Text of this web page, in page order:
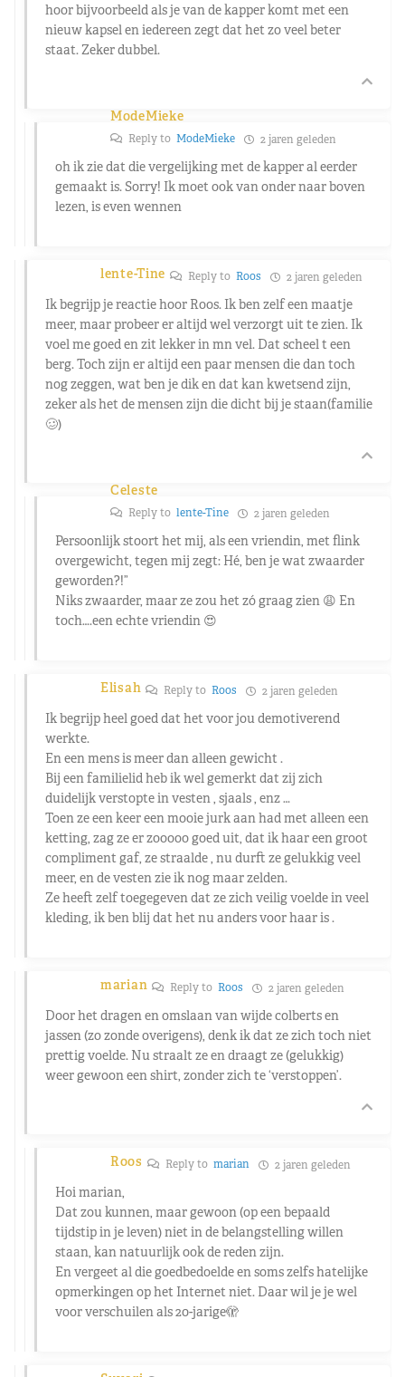
hoor bijvoorbeeld als je van de kapper komt met een
nieuw kapsel en iedereen zegt dat het zo veel beter
staat. Zeker dubbel.
ModeMieke
Reply to ModeMieke 2 jaren geleden
oh ik zie dat die vergelijking met de kapper al eerder
gemaakt is. Sorry! Ik moet ook van onder naar boven
lezen, is even wennen
lente-Tine Reply to Roos 2 jaren geleden
Ik begrijp je reactie hoor Roos. Ik ben zelf een maatje
meer, maar probeer er altijd wel verzorgt uit te zien. Ik
voel me goed en zit lekker in mn vel. Dat scheel t een
berg. Toch zijn er altijd een paar mensen die dan toch
nog zeggen, wat ben je dik en dat kan kwetsend zijn,
zeker als het de mensen zijn die dicht bij je staan(familie
🥴)
Celeste
Reply to lente-Tine 2 jaren geleden
Persoonlijk stoort het mij, als een vriendin, met flink
overgewicht, tegen mij zegt: Hé, ben je wat zwaarder
geworden?!”
Niks zwaarder, maar ze zou het zó graag zien 😩 En
toch….een echte vriendin 😍
Elisah Reply toRoos 2 jaren geleden
Ik begrijp heel goed dat het voor jou demotiverend
werkte.
En een mens is meer dan alleen gewicht .
Bij een familielid heb ik wel gemerkt dat zij zich
duidelijk verstopte in vesten , sjaals , enz …
Toen ze een keer een mooie jurk aan had met alleen een
ketting, zag ze er zooooo goed uit, dat ik haar een groot
compliment gaf, ze straalde , nu durft ze gelukkig veel
meer, en de vesten zie ik nog maar zelden.
Ze heeft zelf toegegeven dat ze zich veilig voelde in veel
kleding, ik ben blij dat het nu anders voor haar is .
marian Reply toRoos 2 jaren geleden
Door het dragen en omslaan van wijde colberts en
jassen (zo zonde overigens), denk ik dat ze zich toch niet
prettig voelde. Nu straalt ze en draagt ze (gelukkig)
weer gewoon een shirt, zonder zich te ‘verstoppen’.
Roos Reply to marian 2 jaren geleden
Hoi marian,
Dat zou kunnen, maar gewoon (op een bepaald
tijdstip in je leven) niet in de belangstelling willen
staan, kan natuurlijk ook de reden zijn.
En vergeet al die goedbedoelde en soms zelfs hatelijke
opmerkingen op het Internet niet. Daar wil je je wel
voor verschuilen als 20-jarige🫣